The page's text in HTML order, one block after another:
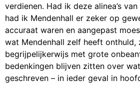
verdienen. Had ik deze alinea’s
had ik Mendenhall er zeker op
accuraat waren en aangepast
wat Mendenhall zelf heeft onthuld,
begrijpelijkerwijs met grote
bedenkingen blijven zitten over
geschreven – in ieder geval in